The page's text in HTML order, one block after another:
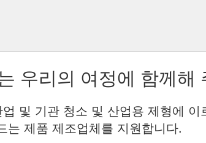
우리의 여정에 함께해
및 기관 청소 및 산업용 제형에
는 제품 제조업체를 지원합니다.